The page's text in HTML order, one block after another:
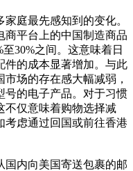
庭最先感知到的变化。
商平台上的中国制造商品
30%之间。这意味着日
件的成本显著增加。与此
场的存在感大幅减弱，
号的电子产品。对于习惯
不仅意味着购物选择减
考虑通过回国或前往香港
国内向美国寄送包裹的邮